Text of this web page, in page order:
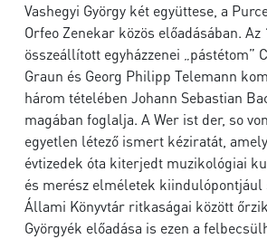
Vashegyi György két együttese, a
Orfeo Zenekar közös előadásában. Az
összeállított egyházzenei „pástétom”
Graun és Georg Philipp Telemann
három tételében Johann Sebastian
magában foglalja. A Wer ist der, so
egyetlen létező ismert kéziratát,
évtizedek óta kiterjedt muzikológiai
és merész elméletek
Állami Könyvtár ritkaságai között
Györgyék előadása is ezen a